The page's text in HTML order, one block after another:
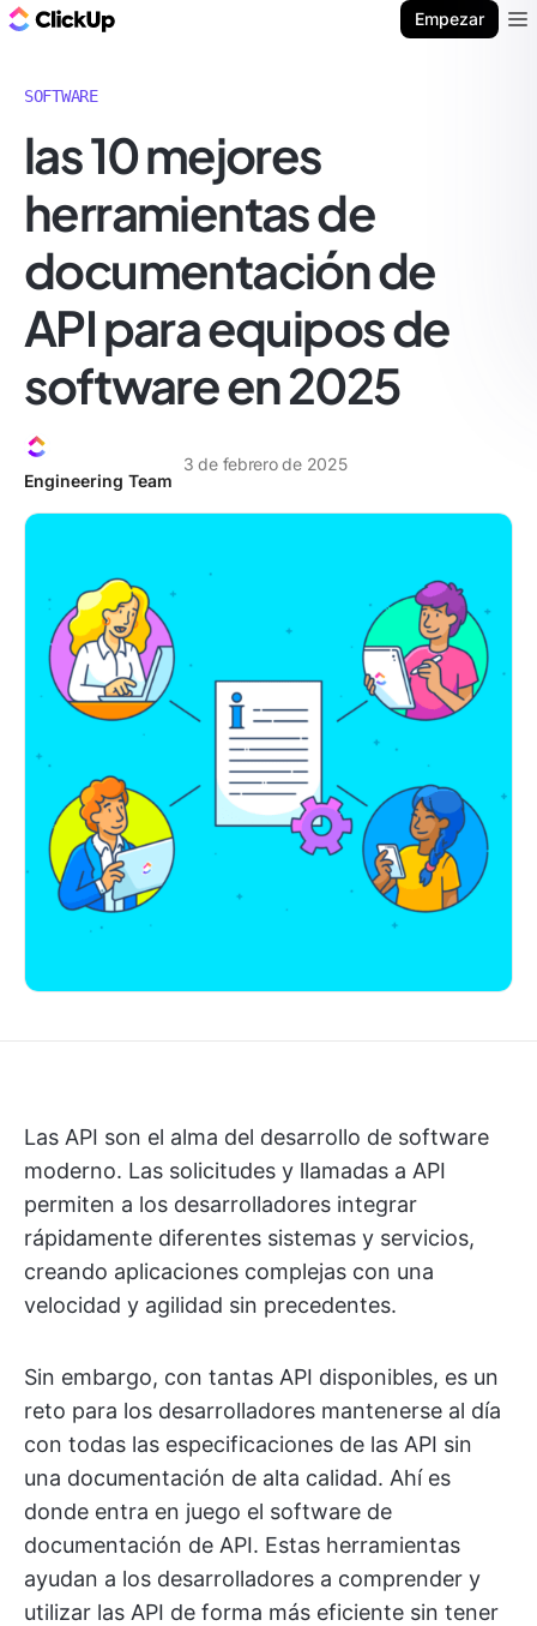
Empezar
SOFTWARE
las 10 mejores
herramientas de
documentación de
API para equipos de
software en 2025
Engineering Team
3 de febrero de 2025
Las API son el alma del desarrollo de software
moderno. Las solicitudes y llamadas a API
permiten a los desarrolladores integrar
rápidamente diferentes sistemas y servicios,
creando aplicaciones complejas con una
velocidad y agilidad sin precedentes.
Sin embargo, con tantas API disponibles, es un
reto para los desarrolladores mantenerse al día
con todas las especificaciones de las API sin
una documentación de alta calidad. Ahí es
donde entra en juego el software de
documentación de API. Estas herramientas
ayudan a los desarrolladores a comprender y
utilizar las API de forma más eficiente sin tener